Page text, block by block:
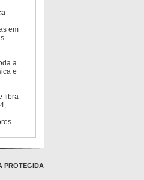
em
a
e
fibra-
PROTEGIDA